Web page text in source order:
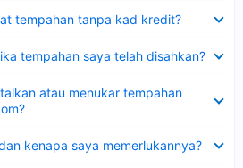
tempahan tanpa kad kredit?
tempahan saya telah disahkan?
atau menukar tempahan
kenapa saya memerlukannya?